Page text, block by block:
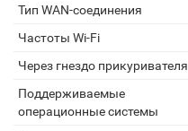
Тип WAN-соединения
Частоты Wi-Fi
Через гнездо прикуривателя
Поддерживаемые
операционные системы